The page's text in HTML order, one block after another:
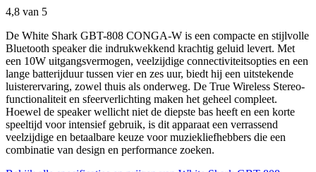
4,8 van 5
De White Shark GBT-808 CONGA-W is een compacte en stijlvolle
Bluetooth speaker die indrukwekkend krachtig geluid levert. Met
een 10W uitgangsvermogen, veelzijdige connectiviteitsopties en een
lange batterijduur tussen vier en zes uur, biedt hij een uitstekende
luisterervaring, zowel thuis als onderweg. De True Wireless Stereo-
functionaliteit en sfeerverlichting maken het geheel compleet.
Hoewel de speaker wellicht niet de diepste bas heeft en een korte
speeltijd voor intensief gebruik, is dit apparaat een verrassend
veelzijdige en betaalbare keuze voor muziekliefhebbers die een
combinatie van design en performance zoeken.